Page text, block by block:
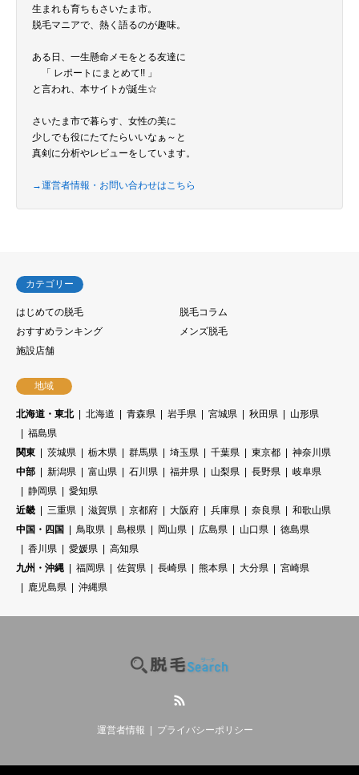
生まれも育ちもさいたま市。
脱毛マニアで、熱く語るのが趣味。
ある日、一生懸命メモをとる友達に
「 レポートにまとめて!! 」
と言われ、本サイトが誕生☆
さいたま市で暮らす、女性の美に
少しでも役にたてたらいいなぁ～と
真剣に分析やレビューをしています。
→運営者情報・お問い合わせはこちら
カテゴリー
はじめての脱毛
脱毛コラム
おすすめランキング
メンズ脱毛
施設店舗
地域
北海道・東北 北海道 青森県 岩手県 宮城県 秋田県
山形県
福島県
関東
茨城県 栃木県 群馬県 埼玉県 千葉県 東京都
神奈川県
中部
新潟県 富山県 石川県 福井県 山梨県 長野県
岐阜県
静岡県
愛知県
近畿
三重県 滋賀県 京都府 大阪府 兵庫県 奈良県
和歌山県
中国・四国
鳥取県 島根県 岡山県 広島県 山口県
徳島県
香川県
愛媛県
高知県
九州・沖縄
福岡県 佐賀県 長崎県 熊本県 大分県
宮崎県
鹿児島県
沖縄県
運営者情報 プライバシーポリシー